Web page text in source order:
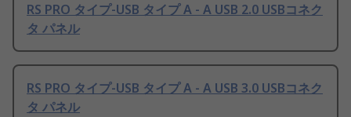
RS PRO タイプ-USB タイプ A - A USB 2.0 USBコネク
タ パネル
RS PRO タイプ-USB タイプ A - A USB 3.0 USBコネク
タ パネル